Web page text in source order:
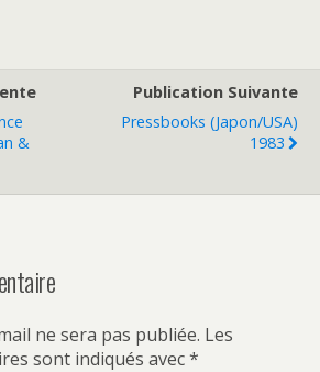
&
Publication Suivante
Pressbooks (japon/USA)
1983
ne sera pas publiée. Les
sont indiqués avec*